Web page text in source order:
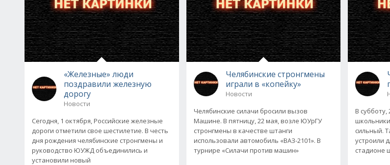
«Железные» люди
поздравили железную
дорогу
Новости
Сегодня, 1 октября, Российские железные
дороги отметили свое шестилетие. В честь
дня рождения челябинские стронгмены и
руководство ЮУЖД объединились и
установили новый
Челябинские стронгмены
играли в «копейку»
Новости
Челябинские силачи бросили вызов
Машине. В пятницу, 22 мая, возле ЮУрГУ
стронгмены в качестве штанги
использовали автомобиль «ВАЗ-2101». В
турнире «Силачи против машин»
В субботу,
сильный.
устроили
стадионе